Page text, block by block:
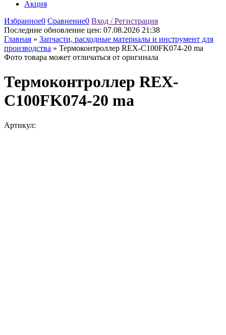
Акция
Избранное0 Сравнение0 Вход / Регистрация
Последние обновление цен: 07.08.2026 21:38
Главная » Запчасти, расходные материалы и инструмент для
производства » Термоконтроллер REX-C100FK074-20 ma
Фото товара может отличаться от оригинала
Термоконтроллер REX-
C100FK074-20 ma
Артикул: